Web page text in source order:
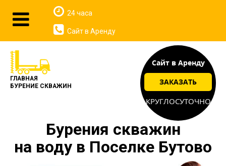
ГЛАВНАЯ
БУРЕНИЕ СКВАЖИН
Бурения скважин
на воду в Поселке Бутово
Сайт в Аренду
ЗАКАЗАТЬ
КРУГЛОСУТОЧНО
24 часа
Сайт в Аренду